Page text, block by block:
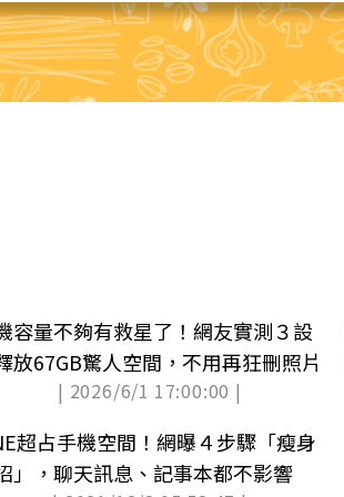
容量不夠有救星了！網友實測３設
放67GB驚人空間，不用再狂刪照片
| 2026/6/1 17:00:00 |
超占手機空間！網曝４步驟「瘦身
」，聊天訊息、記事本都不影響